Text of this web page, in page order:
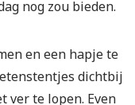
nog zou bieden.
en een hapje te
dichtbij
ver te lopen. Even